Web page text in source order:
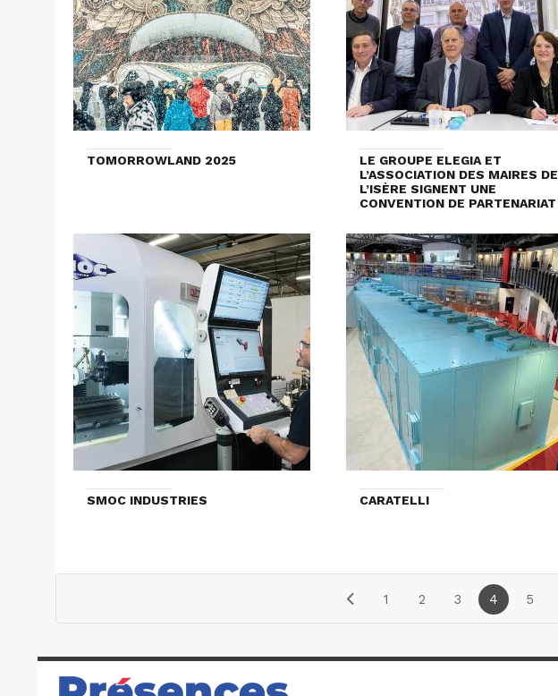
TOMORROWLAND 2025
LE GROUPE ELEGIA ET
L’ASSOCIATION DES MAIRES DE
L’ISÈRE SIGNENT UNE
CONVENTION DE PARTENARIAT
SMOC INDUSTRIES CARATELLI
1 2 3 4 5